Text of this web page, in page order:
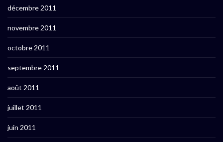
décembre 2011
novembre 2011
octobre 2011
septembre 2011
août 2011
juillet 2011
juin 2011